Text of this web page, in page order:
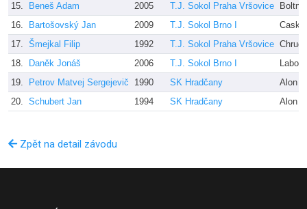
15.
Beneš Adam 2005 T.J. Sokol Praha Vršovice
16.
Bartošovský Jan 2009 T.J. Sokol Brno I
17. Šmejkal Filip 1992 T.J. Sokol Praha Vršovice
18.
Daněk Jonáš 2006 T.J. Sokol Brno I
19.
Petrov Matvej Sergejevič 1990 SK Hradčany
Alon
20. Schubert Jan 1994 SK Hradčany Alon
Zpět na detail závodu